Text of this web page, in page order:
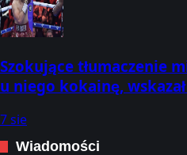
Szokujące tłumaczenie
u niego kokainę,
7 sie